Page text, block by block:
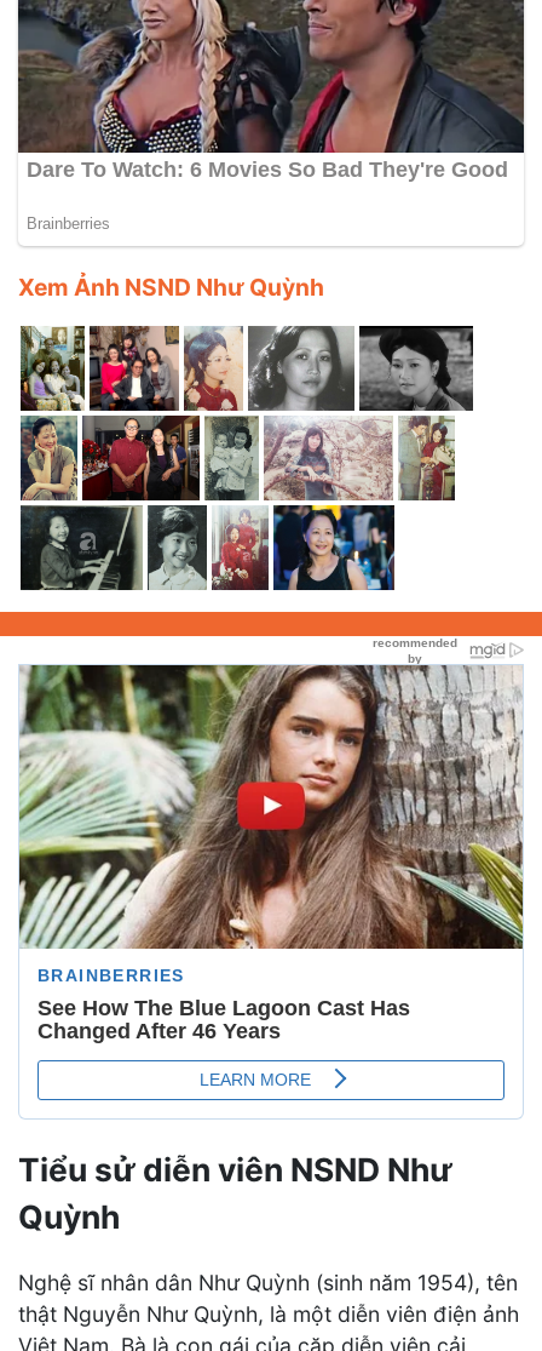
Xem Ảnh NSND Như Quỳnh
Tiểu sử diễn viên NSND Như
Quỳnh
Nghệ sĩ nhân dân Như Quỳnh (sinh năm 1954), tên
thật Nguyễn Như Quỳnh, là một diễn viên điện ảnh
Việt Nam. Bà là con gái của cặp diễn viên cải